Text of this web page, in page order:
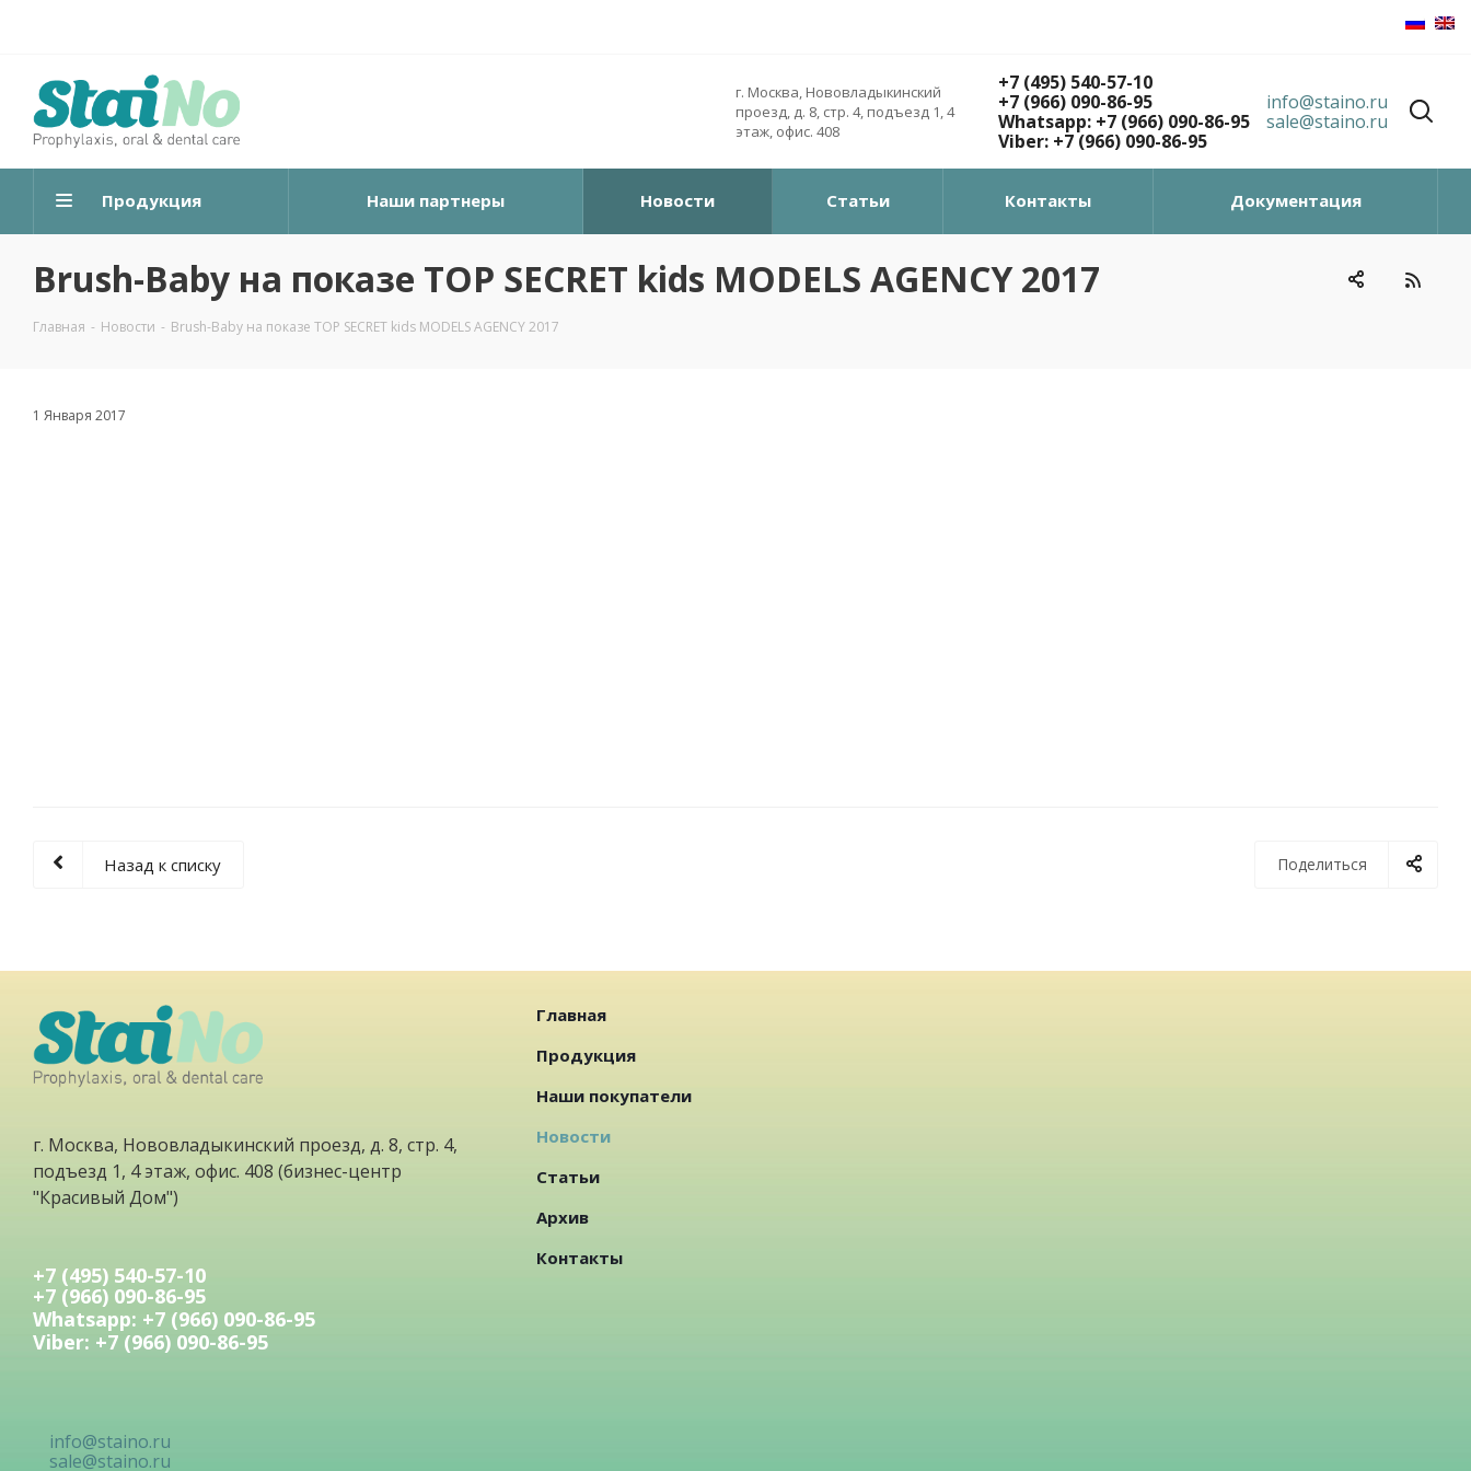
г. Москва, Нововладыкинский
проезд, д. 8, стр. 4, подъезд 1, 4
этаж, офис. 408
+7 (495) 540-57-10
+7 (966) 090-86-95
Whatsapp: +7 (966) 090-86-95
Viber: +7 (966) 090-86-95
info@staino.ru
sale@staino.ru
Продукция Наши партнеры Новости Статьи Контакты Документация
Brush-Baby на показе TOP SECRET kids MODELS AGENCY 2017
Главная - Новости - Brush-Baby на показе TOP SECRET kids MODELS AGENCY 2017
1 Января 2017
Поделиться
Назад к списку
г. Москва, Нововладыкинский проезд, д. 8, стр. 4,
подъезд 1, 4 этаж, офис. 408 (бизнес-центр
"Красивый Дом")
+7 (495) 540-57-10
+7 (966) 090-86-95
Whatsapp: +7 (966) 090-86-95
Viber: +7 (966) 090-86-95
info@staino.ru
sale@staino.ru
Главная
Продукция
Наши покупатели
Новости
Статьи
Архив
Контакты